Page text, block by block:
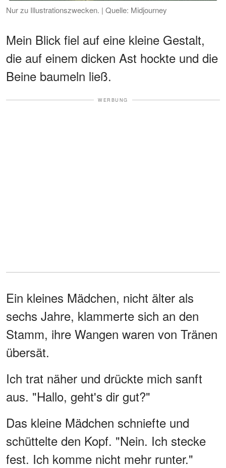
Nur zu Illustrationszwecken. | Quelle: Midjourney
Mein Blick fiel auf eine kleine Gestalt,
die auf einem dicken Ast hockte und die
Beine baumeln ließ.
WERBUNG
Ein kleines Mädchen, nicht älter als
sechs Jahre, klammerte sich an den
Stamm, ihre Wangen waren von Tränen
übersät.
Ich trat näher und drückte mich sanft
aus. "Hallo, geht's dir gut?"
Das kleine Mädchen schniefte und
schüttelte den Kopf. "Nein. Ich stecke
fest. Ich komme nicht mehr runter."